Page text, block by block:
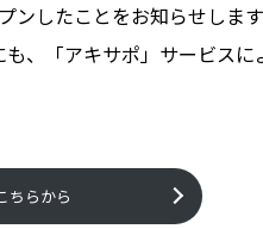
したことをお知らせします
、「アキサポ」サービスに
ちらから